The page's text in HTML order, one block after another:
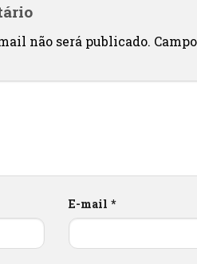
não será publicado.
E-mail *